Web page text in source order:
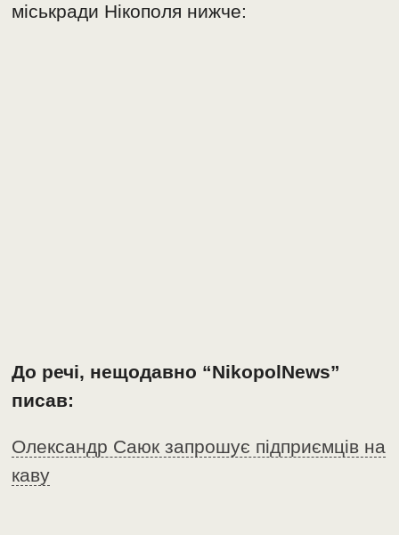
міськради Нікополя нижче:
До речі, нещодавно “NikopolNews”
писав:
Олександр Саюк запрошує підприємців на
каву